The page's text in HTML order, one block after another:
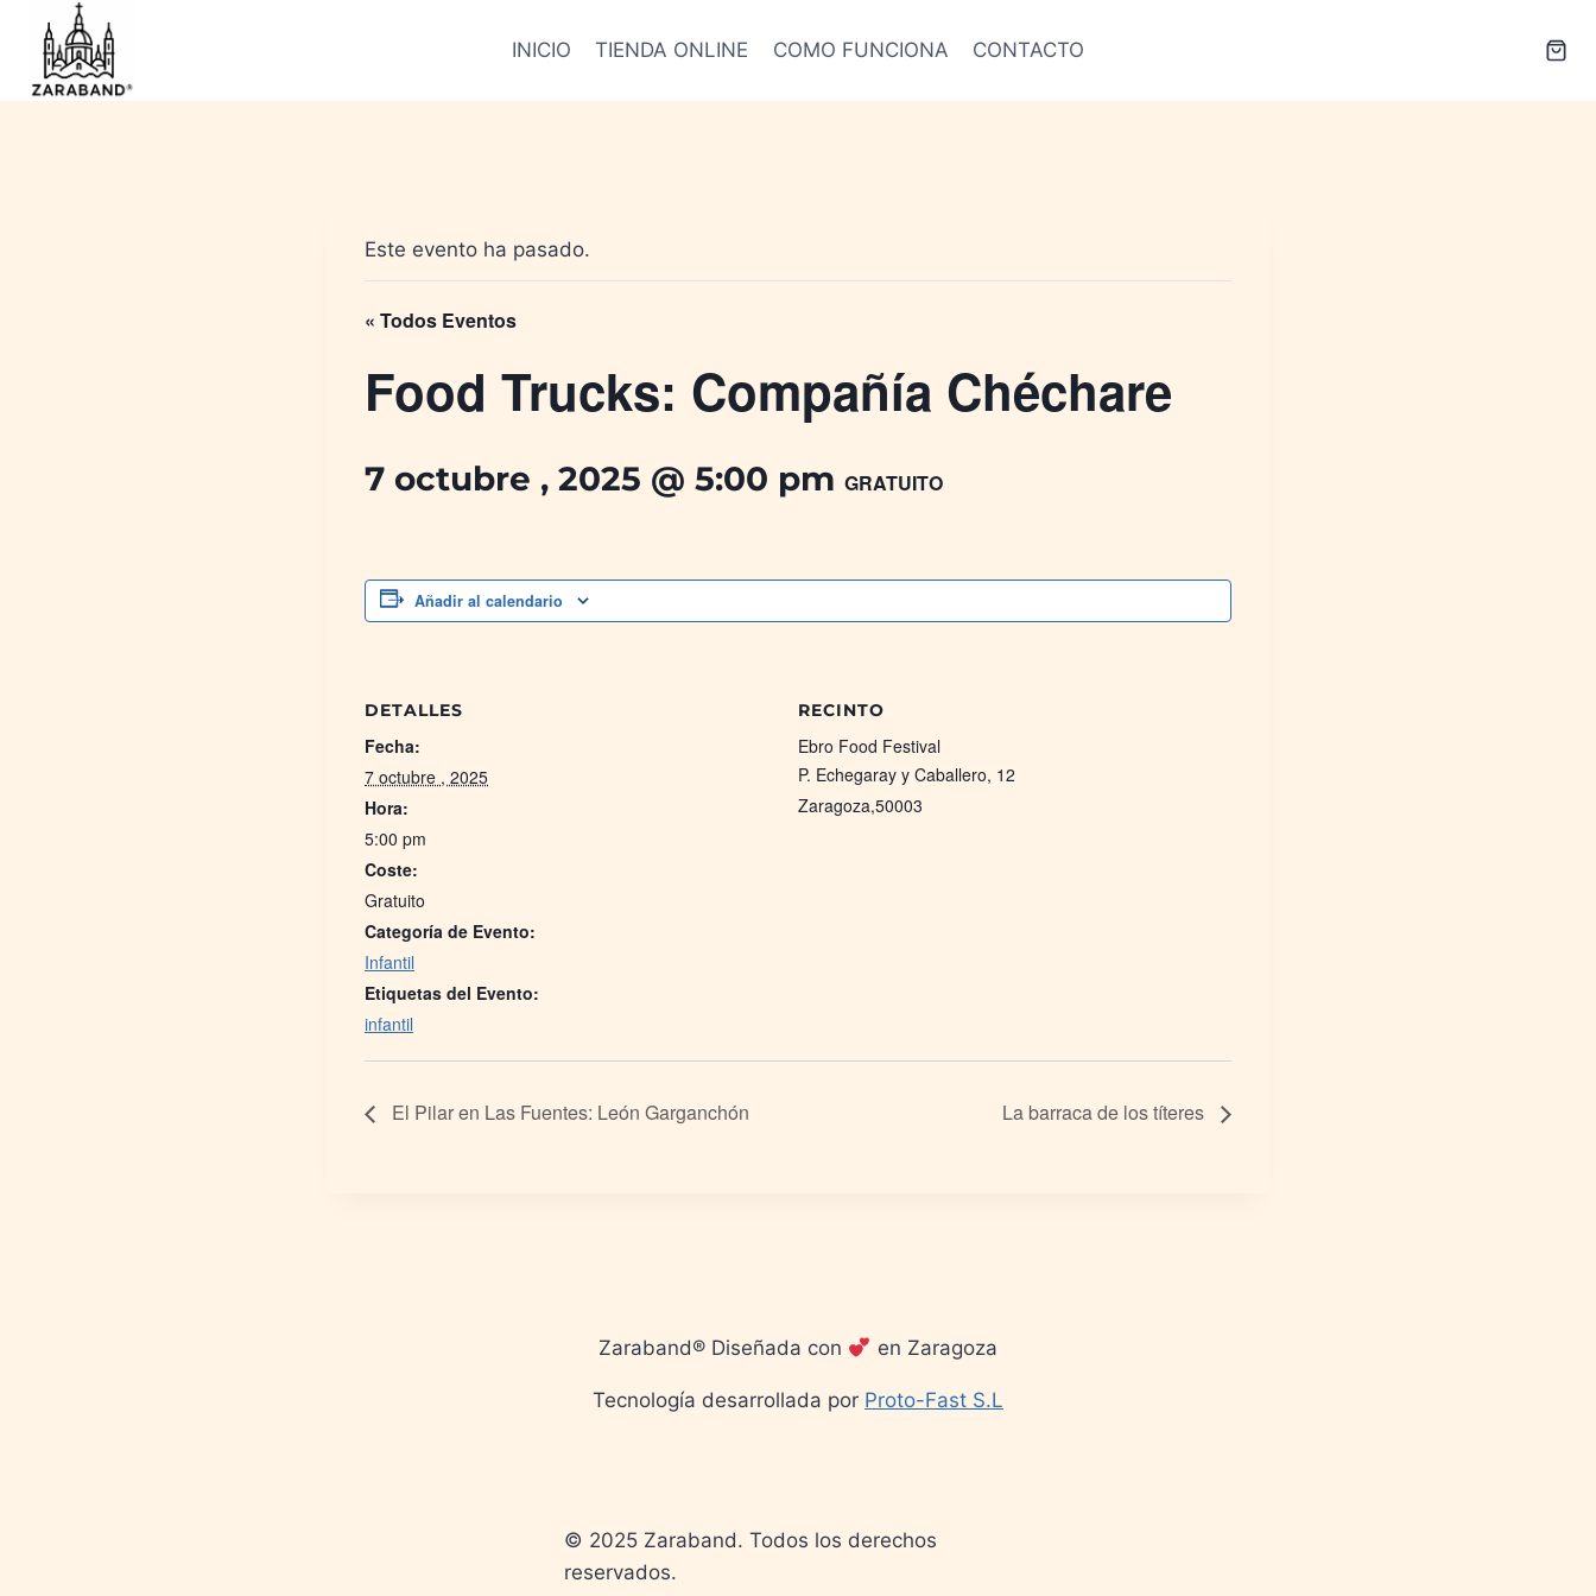
contenido
INICIO TIENDA ONLINE COMO FUNCIONA CONTACTO
Este evento ha pasado.
« Todos Eventos
Food Trucks: Compañía Chéchare
7 octubre , 2025 @ 5:00 pm GRATUITO
Añadir al calendario
DETALLES
Fecha:
7 octubre , 2025
Hora:
5:00 pm
Coste:
Gratuito
Categoría de Evento:
Infantil
Etiquetas del Evento:
infantil
RECINTO
Ebro Food Festival
P. Echegaray y Caballero, 12
Zaragoza,50003
El Pilar en Las Fuentes: León Garganchón La barraca de los títeres
Zaraband® Diseñada con en Zaragoza
Tecnología desarrollada por Proto-Fast S.L
© 2025 Zaraband. Todos los derechos
reservados.